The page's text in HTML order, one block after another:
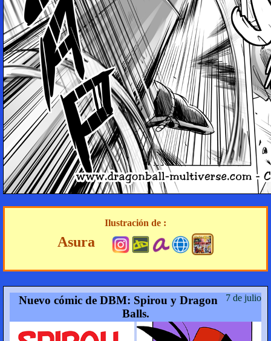
Ilustración de :
Asura
7 de julio
Nuevo cómic de DBM: Spirou y Dragon
Balls.